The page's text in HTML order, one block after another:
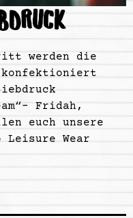
werden die
Fridah,
euch unsere
Wear